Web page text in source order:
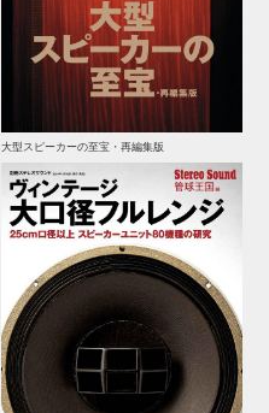
大型スピーカーの至宝・再編集版